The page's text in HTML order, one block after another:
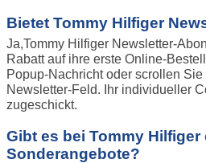
Bietet Tommy Hilfiger
Ja,Tommy Hilfiger Newsletter-
Rabatt auf ihre erste Online-
Popup-Nachricht oder scrollen
Newsletter-Feld. Ihr individueller
zugeschickt.
Gibt es bei Tommy Hilfiger
Sonderangebote?